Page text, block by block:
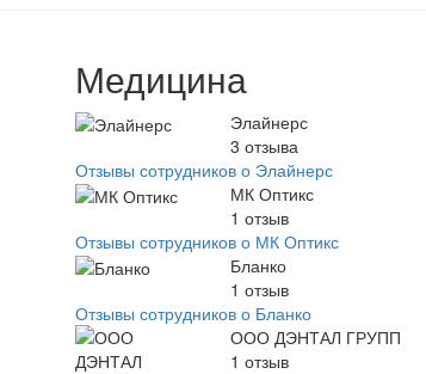
Медицина
Элайнерс
3 отзыва
Отзывы сотрудников о Элайнерс
МК Оптикс
1 отзыв
Отзывы сотрудников о МК Оптикс
Бланко
1 отзыв
Отзывы сотрудников о Бланко
ООО ДЭНТАЛ ГРУПП
1 отзыв